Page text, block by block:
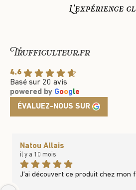
L'expérience
Trufficulteur.fr
4.6
Basé sur 20 avis
powered by Google
ÉVALUEZ-NOUS SUR
Natou Allais
il y a 10 mois
J'ai découvert ce produit chez mon